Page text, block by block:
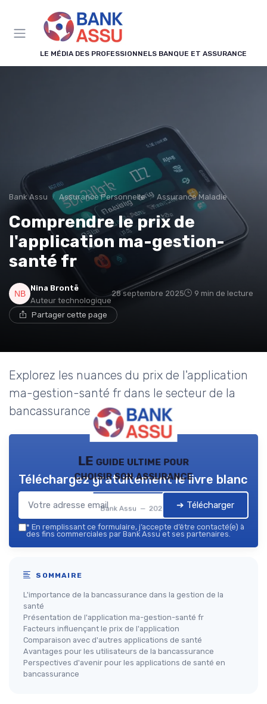
LE MÉDIA DES PROFESSIONNELS BANQUE ET ASSURANCE
Bank Assu Assurance Personnelle Assurance Maladie
Comprendre le prix de
l'application ma-gestion-
santé fr
Nina Brontë
Auteur technologique
28 septembre 2025 9 min de lecture
Partager cette page
Explorez les nuances du prix de l'application
ma-gestion-santé fr dans le secteur de la
bancassurance.
LE guide ultime pour
choisir son assurance
Bank Assu — 2026
Téléchargez gratuitement le livre blanc
➔ Télécharger
* En remplissant ce formulaire, j’accepte d’être contacté(e) à
des fins commerciales par Bank Assu et ses partenaires.
SOMMAIRE
L'importance de la bancassurance dans la gestion de la
santé
Présentation de l'application ma-gestion-santé fr
Facteurs influençant le prix de l'application
Comparaison avec d'autres applications de santé
Avantages pour les utilisateurs de la bancassurance
Perspectives d'avenir pour les applications de santé en
bancassurance